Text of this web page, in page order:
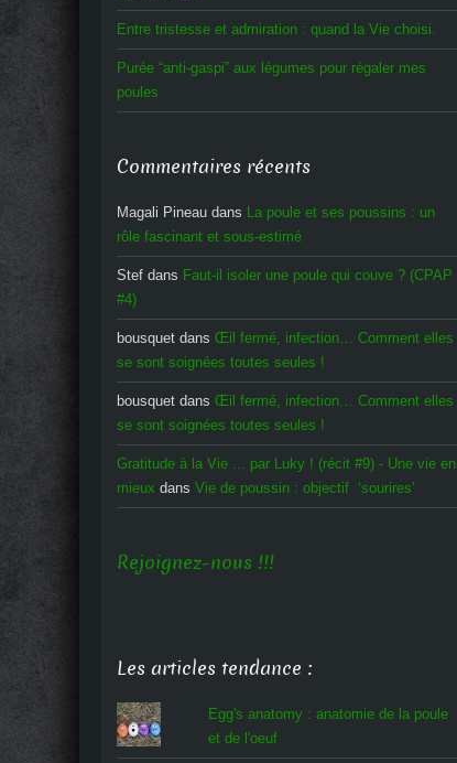
Entre tristesse et admiration : quand la Vie choisi.
Purée “anti-gaspi” aux légumes pour régaler mes
poules
Commentaires récents
Magali Pineau dans La poule et ses poussins : un
rôle fascinant et sous-estimé
Stef dans Faut-il isoler une poule qui couve ? (CPAP
#4)
bousquet dans Œil fermé, infection… Comment elles
se sont soignées toutes seules !
bousquet dans Œil fermé, infection… Comment elles
se sont soignées toutes seules !
Gratitude à la Vie ... par Luky ! (récit #9) - Une vie en
mieux dans Vie de poussin : objectif ‘sourires’
Rejoignez-nous !!!
Les articles tendance :
Egg's anatomy : anatomie de la poule
et de l'oeuf